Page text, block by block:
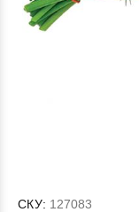
СКУ: 127083